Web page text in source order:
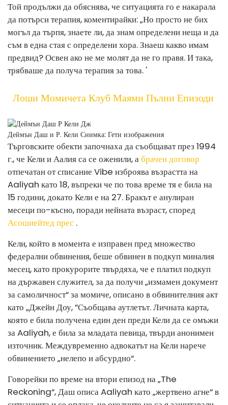
Той продължи да обяснява, че ситуацията го е накарала
да потърси терапия, коментирайки: „Но просто не бих
могъл да търпя, знаете ли, да знам определени неща и да
съм в една стая с определени хора. Знаеш какво имам
предвид? Освен ако не ме молят да не го правя. И така,
трябваше да получа терапия за това. '
Лоши Момичета Клуб Маями Пълни Епизоди
Деймън Даш и Р. Кели Снимка: Гети изображения
Търговските обекти започнаха да съобщават през 1994
г., че Кели и Аалия са се оженили, абрачен договор
отпечатан от списание Vibe изброява възрастта на
Aaliyah като 18, въпреки че по това време тя е била на
15 години, докато Кели е на 27. Бракът е анулиран
месеци по-късно, поради нейната възраст, според
Асошиейтед прес .
Кели, който в момента е изправен пред множество
федерални обвинения, беше обвинен в подкуп миналия
месец, като прокурорите твърдяха, че е платил подкуп
на държавен служител, за да получи „измамен документ
за самоличност“ за момиче, описано в обвинителния акт
като „Джейн Доу, ”Съобщава аутлетът. Личната карта,
която е била получена един ден преди Кели да се омъжи
за Aaliyah, е била за младата певица, твърди анонимен
източник. Междувременно адвокатът на Кели нарече
обвинението „нелепо и абсурдно“.
Говорейки по време на втори епизод на „The
Reckoning“, Даш описа Aaliyah като „жертвено агне“ в